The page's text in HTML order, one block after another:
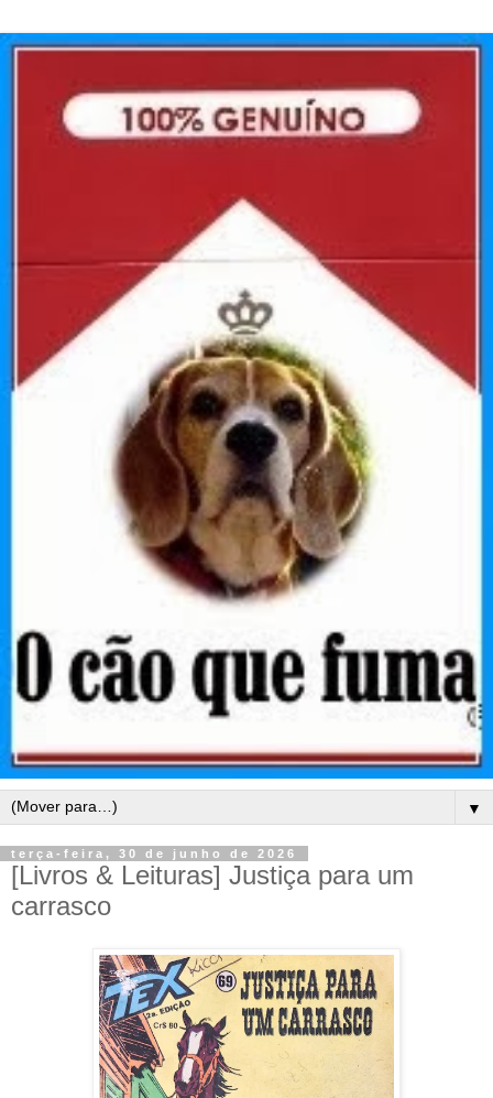
▼
terça-feira, 30 de junho de 2026
[Livros & Leituras] Justiça para um
carrasco